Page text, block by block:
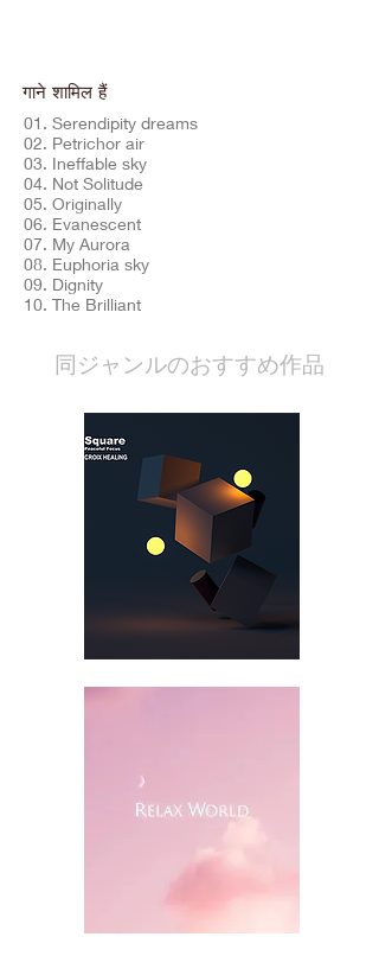
गाने शामिल हैं
01. Serendipity dreams
02. Petrichor air
03. Ineffable sky
04. Not Solitude
05. Originally
06. Evanescent
07. My Aurora
08. Euphoria sky
09. Dignity
10. The Brilliant
​同ジャンルのおすすめ作品